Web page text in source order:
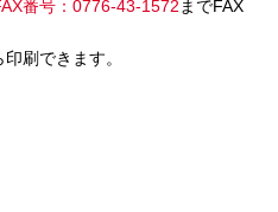
番号：0776-43-1572 までFAX
印刷できます。